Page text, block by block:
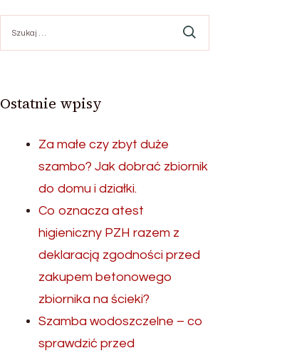
Ostatnie wpisy
Za małe czy zbyt duże
szambo? Jak dobrać zbiornik
do domu i działki.
Co oznacza atest
higieniczny PZH razem z
deklaracją zgodności przed
zakupem betonowego
zbiornika na ścieki?
Szamba wodoszczelne – co
sprawdzić przed